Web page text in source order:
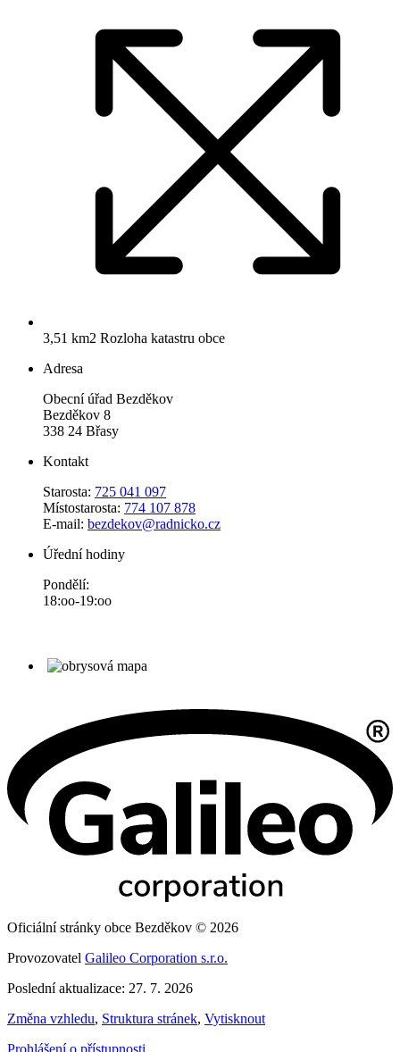
3,51 km2 Rozloha katastru obce
Adresa
Obecní úřad Bezděkov
Bezděkov 8
338 24 Břasy
Kontakt
Starosta: 725 041 097
Místostarosta: 774 107 878
E-mail: bezdekov@radnicko.cz
Úřední hodiny
Pondělí:
18:oo-19:oo
Oficiální stránky obce Bezděkov © 2026
Provozovatel Galileo Corporation s.r.o.
Poslední aktualizace: 27. 7. 2026
Změna vzhledu, Struktura stránek, Vytisknout